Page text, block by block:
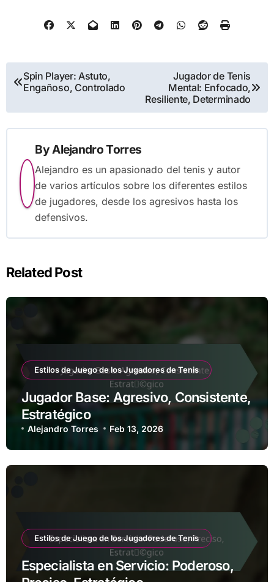
Post
navigation
Spin Player: Astuto,
Engañoso, Controlado
Jugador de Tenis
Mental: Enfocado,
Resiliente, Determinado
ByAlejandro Torres
Alejandro es un apasionado del tenis y autor
de varios artículos sobre los diferentes estilos
de jugadores, desde los agresivos hasta los
defensivos.
Related Post
Estilos de Juego de los Jugadores de Tenis
Jugador Base: Agresivo, Consistente,
Estratégico
Alejandro Torres Feb 13, 2026
Estilos de Juego de los Jugadores de Tenis
Especialista en Servicio: Poderoso,